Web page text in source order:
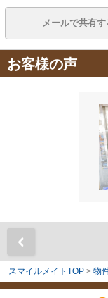
メールで共有す
お客様の声
スマイルメイトTOP > 物